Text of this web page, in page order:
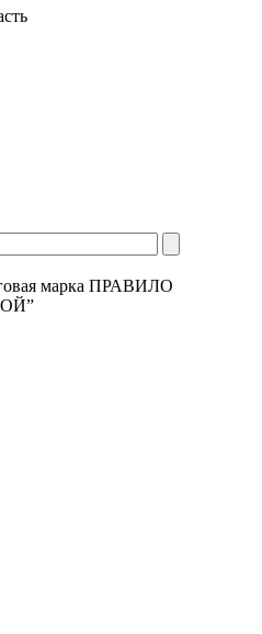
марка ПРАВИЛО